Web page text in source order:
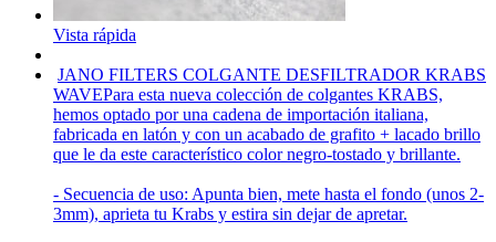
Vista rápida
JANO FILTERS COLGANTE DESFILTRADOR KRABS
WAVEPara esta nueva colección de colgantes KRABS,
hemos optado por una cadena de importación italiana,
fabricada en latón y con un acabado de grafito + lacado brillo
que le da este característico color negro-tostado y brillante.
- Secuencia de uso: Apunta bien, mete hasta el fondo (unos 2-
3mm), aprieta tu Krabs y estira sin dejar de apretar.